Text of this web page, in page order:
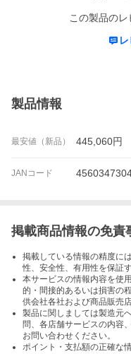
この製品の
製品情報
最安値（新品） 445,060円
JANコード
掲載商品情報の免責
掲載している情報の精度に
性、安全性、有用性を保証
本サービスの情報内容を使
的・間接的あるいは損害の
供会社各社および商品販売
製品に関しましては製造元
問、各店舗サービスの内容
お問い合わせください。
ポイント・支払額の正確な